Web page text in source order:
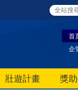
首
企
壯遊計畫 獎